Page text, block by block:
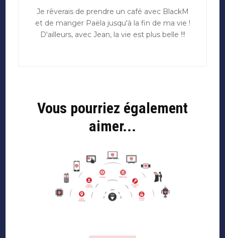
Je rêverais de prendre un café avec BlackM
et de manger Paëla jusqu'à la fin de ma vie !
D'ailleurs, avec Jean, la vie est plus belle !!!
Vous pourriez également
aimer...